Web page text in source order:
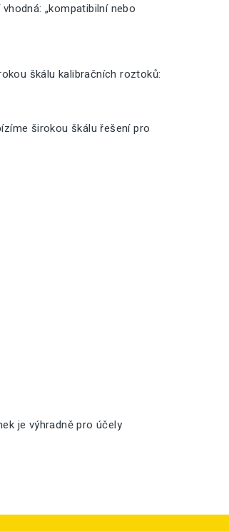
„kompatibilní nebo
škálu kalibračních roztoků:
širokou škálu řešení pro
je výhradně pro účely